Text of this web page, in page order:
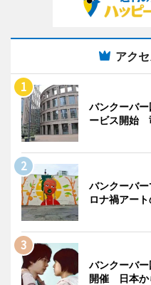
アク
バンクーバ
ービス開始
バンクーバ
ロナ禍アー
バンクーバ
開催 日本か